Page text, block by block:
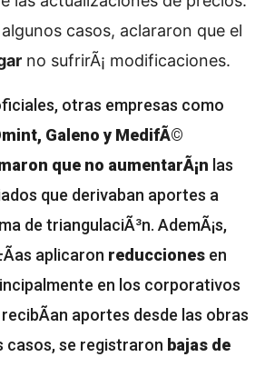
casos, aclararon que el
no sufrirÃ¡ modificaciones.
otras empresas como
Galeno y MedifÃ©
que no aumentarÃ¡n las
que derivaban aportes a
de triangulaciÃ³n. AdemÃ¡s,
aplicaron reducciones en
en los corporativos
aportes desde las obras
casos, se registraron bajas de